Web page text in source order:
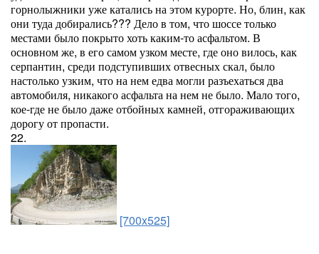
горнолыжники уже катались на этом курорте. Но, блин, как
они туда добирались??? Дело в том, что шоссе только
местами было покрыто хоть каким-то асфальтом. В
основном же, в его самом узком месте, где оно вилось, как
серпантин, среди подступивших отвесных скал, было
настолько узким, что на нем едва могли разъехаться два
автомобиля, никакого асфальта на нем не было. Мало того,
кое-где не было даже отбойных камней, отгораживающих
дорогу от пропасти.
22.
[700x525]